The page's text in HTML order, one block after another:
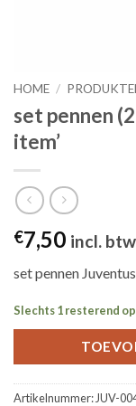
HOME /
set pennen
item’
€7,50 incl. btw
set pennen
Slechts 1 resterend
Artikelnummer: JUV-